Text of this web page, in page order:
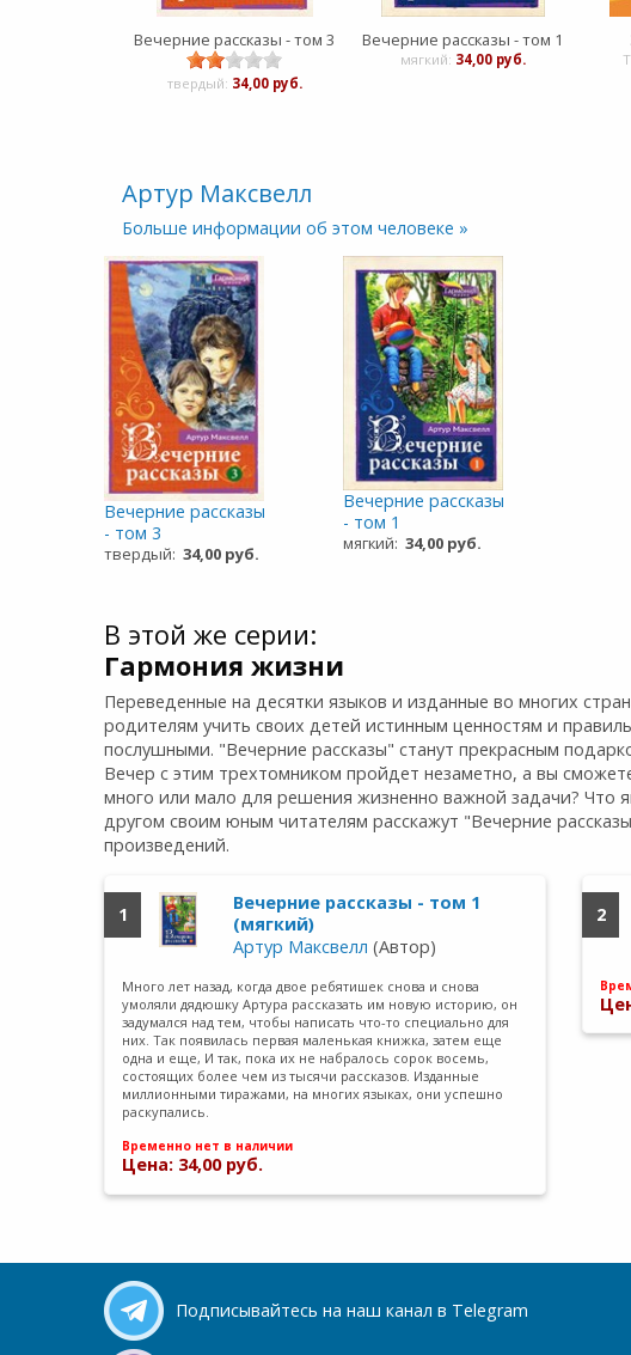
Вечерние рассказы - том 3
твердый: 34,00 руб.
Вечерние рассказы - том 1
мягкий: 34,00 руб.
Артур Максвелл
Больше информации об этом человеке »
Вечерние рассказы
- том 3
твердый: 34,00 руб.
Вечерние рассказы
- том 1
мягкий: 34,00 руб.
В этой же серии:
Гармония жизни
Переведенные на десятки языков и изданные во многих
родителям учить своих детей истинным ценностям и
послушными. "Вечерние рассказы" станут прекрасным
Вечер с этим трехтомником пройдет незаметно, а вы
много или мало для решения жизненно важной задачи? Что
другом своим юным читателям расскажут "Вечерние
произведений.
1
Вечерние рассказы - том 1
(мягкий)
Артур Максвелл (Автор)
Много лет назад, когда двое ребятишек снова и снова
умоляли дядюшку Артура рассказать им новую историю, он
задумался над тем, чтобы написать что-то специально для
них. Так появилась первая маленькая книжка, затем еще
одна и еще, И так, пока их не набралось сорок восемь,
состоящих более чем из тысячи рассказов. Изданные
миллионными тиражами, на многих языках, они успешно
раскупались.
Временно нет в наличии
Цена: 34,00 руб.
2
Подписывайтесь на наш канал в Telegram